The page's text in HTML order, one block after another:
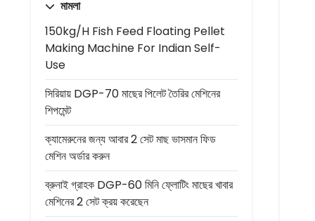
মামলা
150kg/h Fish Feed Floating Pellet
Making Machine For Indian Self-
Use
সিরিয়ায় DGP-70 মাছের পিলেট তৈরির মেশিনের
শিপমেন্ট
ক্যামেরুনের জন্য আবার 2 সেট মাছ ভাসমান ফিড
মেশিন অর্ডার করুন
ব্রুনাই গ্রাহক DGP-60 মিনি ফ্লোটিং মাছের খাবার
মেশিনের 2 সেট ক্রয় করেছেন